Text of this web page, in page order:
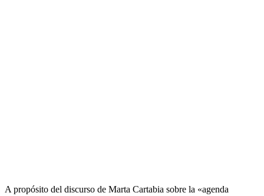
A propósito del discurso de Marta Cartabia sobre la «agenda